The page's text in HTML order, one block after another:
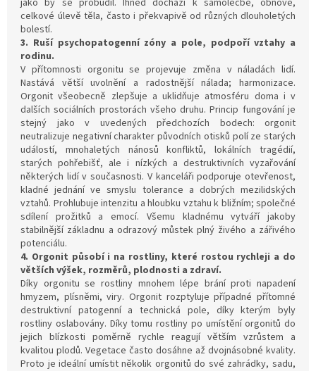
jako by se probudil. Ihned dochází k samoléčbě, obnově,
celkové úlevě těla, často i překvapivě od různých dlouholetých
bolestí.
3. Ruší psychopatogenní zóny a pole, podpoří vztahy a
rodinu.
V přítomnosti orgonitu se projevuje změna v náladách lidí.
Nastává větší uvolnění a radostnější nálada; harmonizace.
Orgonit všeobecně zlepšuje a uklidňuje atmosféru doma i v
dalších sociálních prostorách všeho druhu. Princip fungování je
stejný jako v uvedených předchozích bodech: orgonit
neutralizuje negativní charakter původních otisků polí ze starých
událostí, mnohaletých nánosů konfliktů, lokálních tragédií,
starých pohřebišť, ale i nízkých a destruktivních vyzařování
některých lidí v současnosti. V kanceláři podporuje otevřenost,
kladné jednání ve smyslu tolerance a dobrých mezilidských
vztahů. Prohlubuje intenzitu a hloubku vztahu k bližním; společné
sdílení prožitků a emocí. Všemu kladnému vytváří jakoby
stabilnější základnu a odrazový můstek plný živého a zářivého
potenciálu.
4. Orgonit působí i na rostliny, které rostou rychleji a do
větších výšek, rozměrů, plodnosti a zdraví.
Díky orgonitu se rostliny mnohem lépe brání proti napadení
hmyzem, plísněmi, viry. Orgonit rozptyluje případné přítomné
destruktivní patogenní a technická pole, díky kterým byly
rostliny oslabovány. Díky tomu rostliny po umístění orgonitů do
jejich blízkosti poměrně rychle reagují větším vzrůstem a
kvalitou plodů. Vegetace často dosáhne až dvojnásobné kvality.
Proto je ideální umístit několik orgonitů do své zahrádky, sadu,